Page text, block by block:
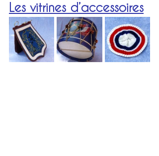
Les vitrines d’accessoires